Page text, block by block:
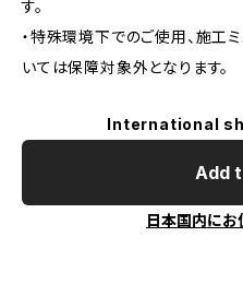
す。
・特殊環境下でのご使用、施工
いては保障対象外となります。
International
Add
日本国内にお